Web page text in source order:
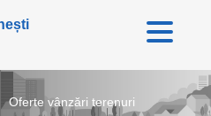
Oferte vânzări terenuri